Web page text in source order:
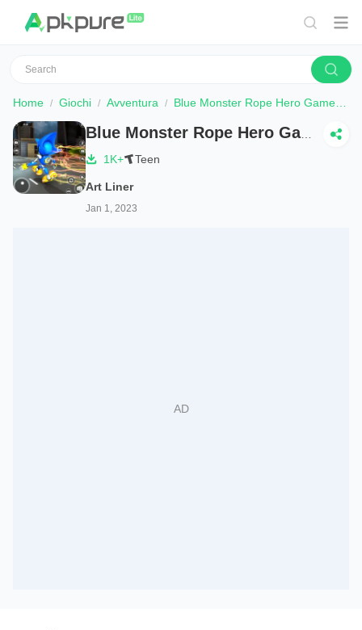
Home Giochi Avventura Blue Monster Rope Hero Game
Blue Monster Rope Hero Game
1K+
Teen
Art Liner
Jan 1, 2023